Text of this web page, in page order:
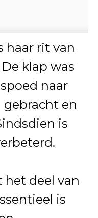
haar rit van
klap was
naar
gebracht en
is
deel van
is